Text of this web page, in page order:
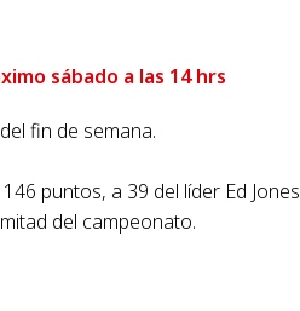
sábado a las 14 hrs
fin de semana.
puntos, a 39 del líder Ed Jones
del campeonato.